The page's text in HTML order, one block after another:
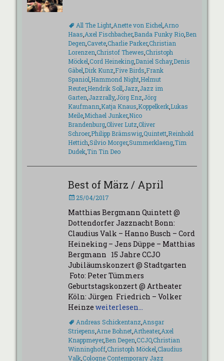
Schlagworte
All The Light, Anette von Eichel Arno
Haas Axel Fischbacher,Banda Funky Rio, Ben
Degen Cavete,Charlie Parker,Christian
Lorenzen Christof Thewes Christoph
Möckel Cord Heineking, Daniel Schay,Denis
Gäbel Dirk Kunz Five Birds Frank
Spaniol Hammond Night, Helmut
Reuter,Hendrik Soll Jazz Jazz im
Garten Jazzrally,Jörg Enz Jörg
Kaufmann Katja Knaus Koppelkerk, Lukas
Meile, Michael Junker,Nico
Brandenburg,Oliver Lutz Oliver
Schroer,Philipp Brämswig,Quintett, Reinhold
Hettich Silvio Morger,Summerklaeng,Tim
Dudek,Tin Tin Deo
Best of März / April
Veröffentlicht
25/04/2017
Matthias Bergmann Quintett @
Dottendorfer Jazznacht Bonn:
Claudius Valk – Hanno Busch – Cord
Heineking – Jens Düppe – Matthias
Bergmann 15 Jahre CCJO
Jubiläumskonzert @ Stadtgarten
Foto: Peter Tümmers
Geburtstagskonzert @ Artheater
Köln: Jürgen Friedrich – Volker
Heinze weiterlesen…
Schlagworte
Andreas Schickentanz Ansgar
Striepens Arne Bohnet, Artheater,Axel
Knappmeyer,Ben Degen CCJO,Christian
Winninghoff,Christoph Möckel Claudius
Valk,Cologne Contemporary Jazz